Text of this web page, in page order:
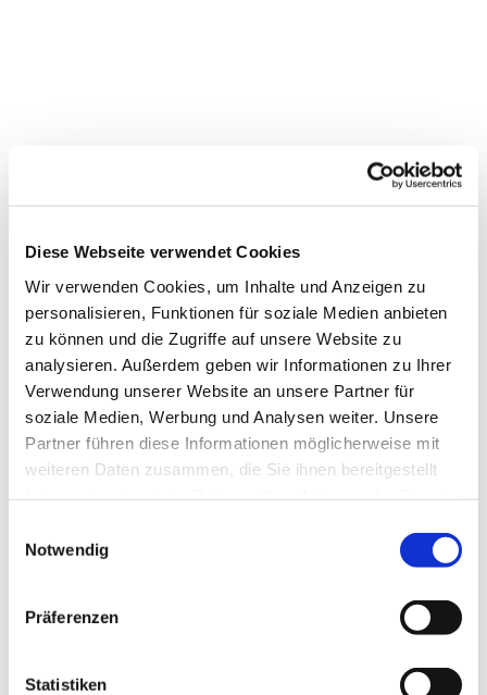
Diese Webseite verwendet Cookies
Wir verwenden Cookies, um Inhalte und Anzeigen zu
personalisieren, Funktionen für soziale Medien anbieten
zu können und die Zugriffe auf unsere Website zu
analysieren. Außerdem geben wir Informationen zu Ihrer
Verwendung unserer Website an unsere Partner für
soziale Medien, Werbung und Analysen weiter. Unsere
Partner führen diese Informationen möglicherweise mit
weiteren Daten zusammen, die Sie ihnen bereitgestellt
Notwendig
Präferenzen
Statistiken
Dies könnte Sie auch
interessieren